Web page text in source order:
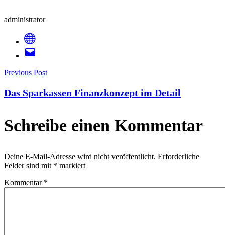
administrator
Post
Navigation
Previous Post
Das Sparkassen Finanzkonzept im Detail
Schreibe einen Kommentar
Deine E-Mail-Adresse wird nicht veröffentlicht. Erforderliche
Felder sind mit * markiert
Kommentar *